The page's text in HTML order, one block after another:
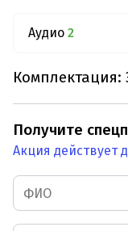
Аудио 2
Комплектация:
Получите
Акция действует